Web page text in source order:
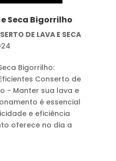
Seca Bigorrilho
DE LAVA E SECA
Bigorrilho:
Conserto de
- Manter sua lava e
é essencial
e eficiência
oferece no dia a